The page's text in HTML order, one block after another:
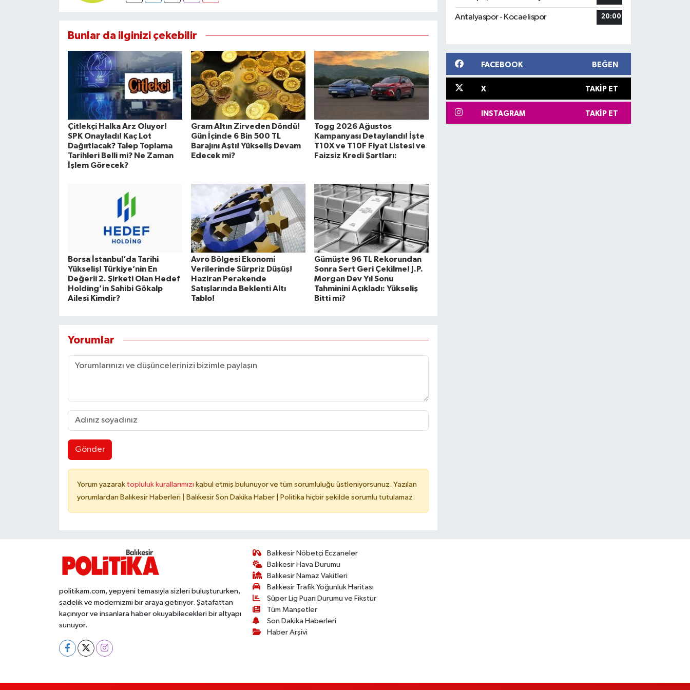
Bunlar da ilginizi çekebilir
Çitlekçi Halka Arz Oluyor!
SPK Onayladı! Kaç Lot
Dağııtlacak? Talep Toplama
Tarihleri Belli mi? Ne Zaman
İşlem Görecek?
Gram Altın Zirveden Döndü!
Gün İçinde 6 Bin 500 TL
Barajını Aştı! Yükseliş Devam
Edecek mi?
Togg 2026 Ağustos
Kampanyası Detaylandı! İşte
T10X ve T10F Fiyat Listesi ve
Faizsiz Kredi Şartları:
Borsa İstanbul’da Tarihi
Yükseliş! Türkiye’nin En
Değerli 2. Şirketi Olan Hedef
Holding’in Sahibi Gökalp
Ailesi Kimdir?
Avro Bölgesi Ekonomi
Verilerinde Sürpriz Düşüş!
Haziran Perakende
Satışlarında Beklenti Altı
Tablo!
Gümüşte 96 TL Rekorundan
Sonra Sert Geri Çekilme! J.P.
Morgan Dev Yıl Sonu
Tahminini Açıkladı: Yükseliş
Bitti mi?
Yorumlar
Gönder
Yorum yazarak topluluk kurallarımızı kabul etmiş bulunuyor ve tüm sorumluluğu üstleniyorsunuz. Yazılan
yorumlardan Balıkesir Haberleri | Balıkesir Son Dakika Haber | Politika hiçbir şekilde sorumlu tutulamaz.
Antalyaspor - Kocaelispor 20:00
FACEBOOK BEĞEN
X TAKIP ET
INSTAGRAM TAKIP ET
politikam.com, yepyeni temasıyla sizleri buluştururken,
sadelik ve modernizmi bir araya getiriyor. Şatafattan
kaçınıyor ve insanlara haber okuyabilecekleri bir altyapı
sunuyor.
Balıkesir Nöbetçi Eczaneler
Balıkesir Hava Durumu
Balıkesir Namaz Vakitleri
Balıkesir Trafik Yoğunluk Haritası
Süper Lig Puan Durumu ve Fikstür
Tüm Manşetler
Son Dakika Haberleri
Haber Arşivi